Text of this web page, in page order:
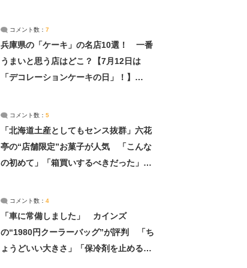
コメント数： 7
兵庫県の「ケーキ」の名店10選！ 一番
うまいと思う店はどこ？【7月12日は
「デコレーションケーキの日」！】
コメント数： 5
「北海道土産としてもセンス抜群」六花
亭の“店舗限定”お菓子が人気 「こんな
の初めて」「箱買いするべきだった」
コメント数： 4
「車に常備しました」 カインズ
の“1980円クーラーバッグ”が評判 「ち
ょうどいい大きさ」「保冷剤を止めるベ